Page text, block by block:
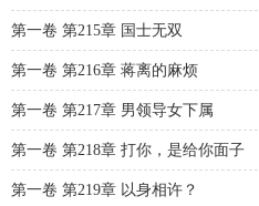
第一卷 第215章 国士无双
第一卷 第216章 蒋离的麻烦
第一卷 第217章 男领导女下属
第一卷 第218章 打你，是给你面子
第一卷 第219章 以身相许？